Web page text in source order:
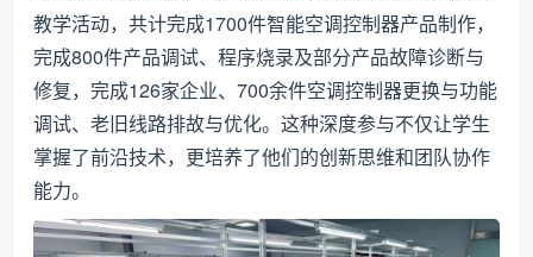
教学活动，共计完成1700件智能空调控制器产品制作，
完成800件产品调试、程序烧录及部分产品故障诊断与
修复，完成126家企业、700余件空调控制器更换与功能
调试、老旧线路排故与优化。这种深度参与不仅让学生
掌握了前沿技术，更培养了他们的创新思维和团队协作
能力。